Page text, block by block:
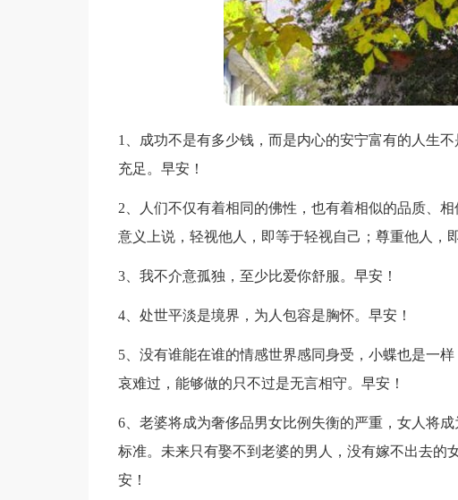
1、成功不是有多少钱，而是内心的安宁富有的人生
充足。早安！
2、人们不仅有着相同的佛性，也有着相似的品质、
意义上说，轻视他人，即等于轻视自己；尊重他人，
3、我不介意孤独，至少比爱你舒服。早安！
4、处世平淡是境界，为人包容是胸怀。早安！
5、没有谁能在谁的情感世界感同身受，小蝶也是一
哀难过，能够做的只不过是无言相守。早安！
6、老婆将成为奢侈品男女比例失衡的严重，女人将
标准。未来只有娶不到老婆的男人，没有嫁不出去的
安！